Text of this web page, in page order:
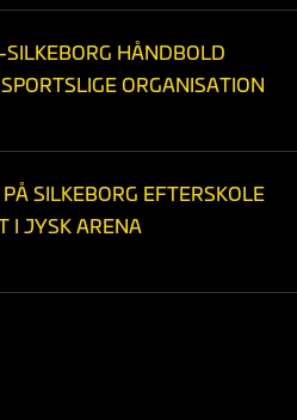
HÅNDBOLD
ORGANISATION
SILKEBORG EFTERSKOLE
I JYSK ARENA